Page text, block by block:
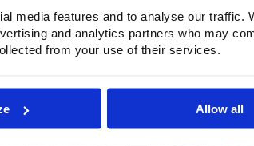
media features and to analyse our traffic.
and analytics partners who may
from your use of their services.
Allow all